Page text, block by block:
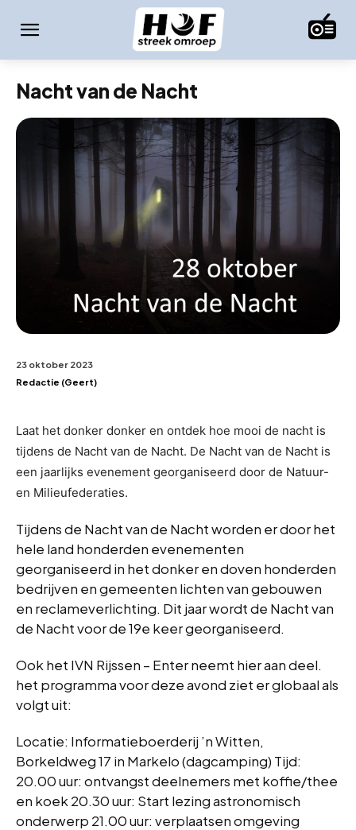
Nacht van de Nacht
23 oktober 2023
Redactie (Geert)
Laat het donker donker en ontdek hoe mooi de nacht is
tijdens de Nacht van de Nacht. De Nacht van de Nacht is
een jaarlijks evenement georganiseerd door de Natuur-
en Milieufederaties.
Tijdens de Nacht van de Nacht worden er door het
hele land honderden evenementen
georganiseerd in het donker en doven honderden
bedrijven en gemeenten lichten van gebouwen
en reclameverlichting. Dit jaar wordt de Nacht van
de Nacht voor de 19e keer georganiseerd.
Ook het IVN Rijssen – Enter neemt hier aan deel.
het programma voor deze avond ziet er globaal als
volgt uit:
Locatie: Informatieboerderij ’n Witten,
Borkeldweg 17 in Markelo (dagcamping) Tijd:
20.00 uur: ontvangst deelnemers met koffie/thee
en koek 20.30 uur: Start lezing astronomisch
onderwerp 21.00 uur: verplaatsen omgeving